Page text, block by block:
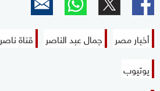
أخبار مصر جمال عبد الناصر قناة ناصر
يوتيوب